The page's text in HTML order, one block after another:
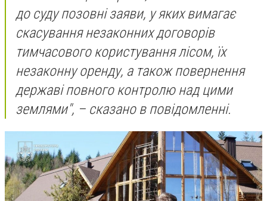
до суду позовні заяви, у яких вимагає
скасування незаконних договорів
тимчасового користування лісом, їх
незаконну оренду, а також повернення
державі повного контролю над цими
землями", – сказано в повідомленні.